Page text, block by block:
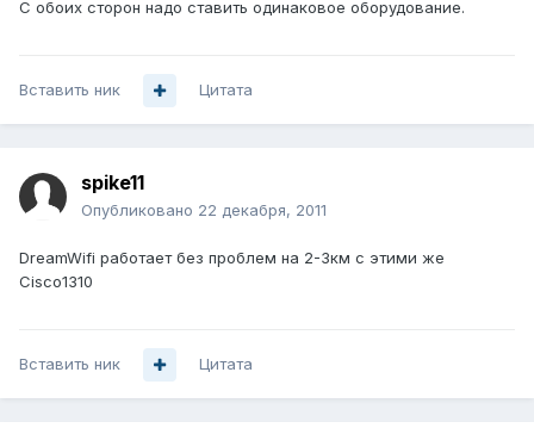
С обоих сторон надо ставить одинаковое оборудование.
Вставить ник Цитата
spike11
Опубликовано 22 декабря, 2011
DreamWifi работает без проблем на 2-3км с этими же
Cisco1310
Вставить ник Цитата